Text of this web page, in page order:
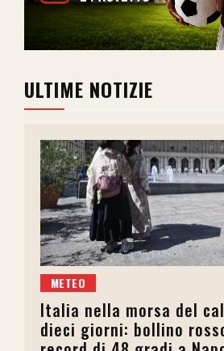
ULTIME NOTIZIE
METEO
Italia nella morsa del
dieci giorni: bollino